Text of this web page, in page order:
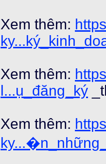
Xem thêm:
Xem thêm:
l...ụ_đăng_ký
Xem thêm: